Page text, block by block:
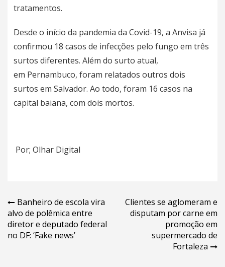
tratamentos.
Desde o início da pandemia da Covid-19, a Anvisa já
confirmou 18 casos de infecções pelo fungo em três
surtos diferentes. Além do surto atual,
em Pernambuco, foram relatados outros dois
surtos em Salvador. Ao todo, foram 16 casos na
capital baiana, com dois mortos.
Por; Olhar Digital
Navegação
de
Post
Banheiro de escola vira
alvo de polêmica entre
diretor e deputado federal
no DF: ‘Fake news’
Clientes se aglomeram e
disputam por carne em
promoção em
supermercado de
Fortaleza